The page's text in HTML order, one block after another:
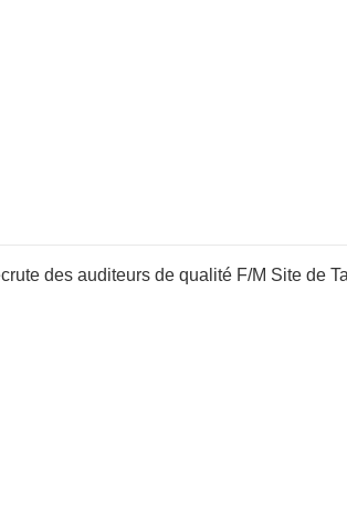
des auditeurs de qualité F/M Site de